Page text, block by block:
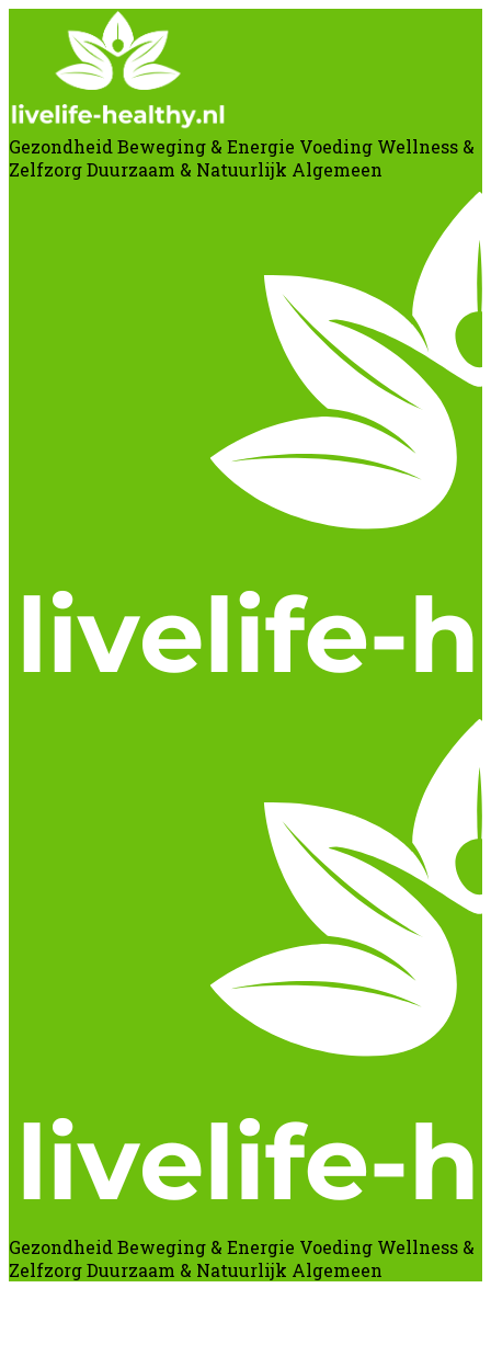
Gezondheid Beweging & Energie Voeding Wellness &
ZelfzorgDuurzaam & Natuurlijk Algemeen
Gezondheid Beweging & Energie Voeding Wellness &
ZelfzorgDuurzaam & Natuurlijk Algemeen